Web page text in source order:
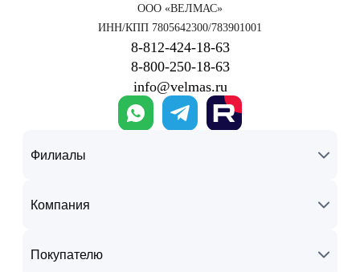
ООО «ВЕЛМАС»
ИНН/КПП 7805642300/783901001
8‑812‑424‑18‑63
8‑800‑250‑18‑63
info@velmas.ru
Филиалы
Компания
Покупателю